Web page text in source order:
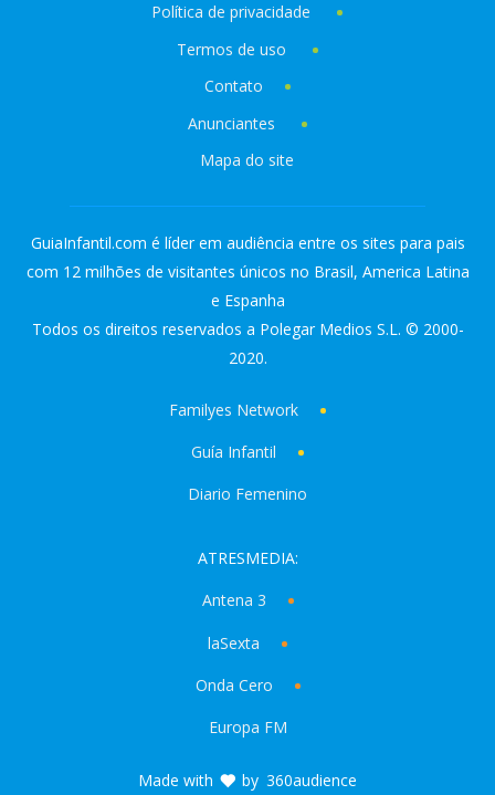
Política de privacidade
Termos de uso
Contato
Anunciantes
Mapa do site
GuiaInfantil.com é líder em audiência entre os sites para pais
com 12 milhões de visitantes únicos no Brasil, America Latina
e Espanha
Todos os direitos reservados a Polegar Medios S.L. © 2000-
2020.
Familyes Network
Guía Infantil
Diario Femenino
ATRESMEDIA:
Antena 3
laSexta
Onda Cero
Europa FM
Made with by 360audience